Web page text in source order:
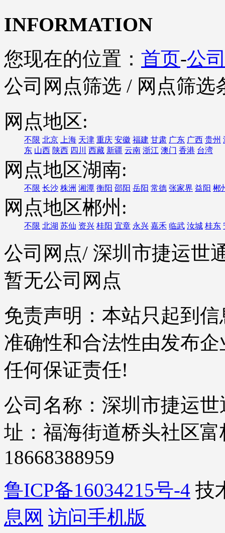
INFORMATION
您现在的位置： 首页-公
公司网点筛选 / 网点筛选
网点地区:
不限 北京 上海 天津 重庆 安徽 福建 甘肃 广东 广西 贵州
东 山西 陕西 四川 西藏 新疆 云南 浙江 澳门 香港 台湾
网点地区湖南:
不限 长沙 株洲 湘潭 衡阳 邵阳 岳阳 常德 张家界 益阳 郴
网点地区郴州:
不限 北湖 苏仙 资兴 桂阳 宜章 永兴 嘉禾 临武 汝城 桂东
公司网点/ 深圳市捷运世
暂无公司网点
免责声明：本站只起到
准确性和合法性由发布
任何保证责任!
公司名称：深圳市捷运
址：福海街道桥头社区
18668388959
鲁ICP备16034215号-4 技
息网 访问手机版